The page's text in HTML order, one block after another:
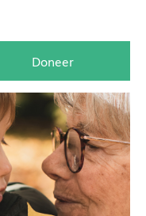
Doneer